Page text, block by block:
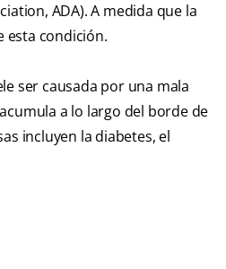
ADA). A medida que la
esta condición.
ser causada por una mala
a lo largo del borde de
incluyen la diabetes, el